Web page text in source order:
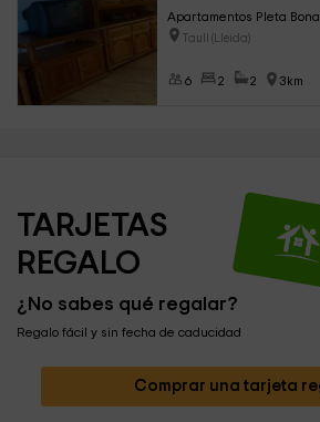
Apartamentos Pleta
Taull (Lleida)
6 2 2 3km
TARJETAS
REGALO
¿No sabes qué regalar?
Regalo fácil y sin fecha de caducidad
Comprar una tarjeta